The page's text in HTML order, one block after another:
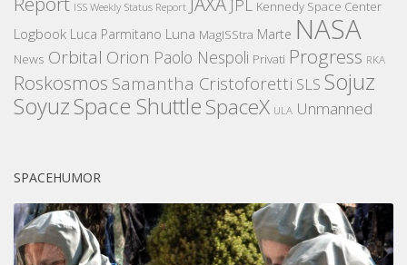
ISS Weekly Status Report JPL Kennedy Space Center
Logbook Luca Parmitano Luna MagISStra Marte NASA
News Orbital Orion Paolo Nespoli Privati Progress RKA
Roskosmos Samantha Cristoforetti SLS Sojuz
SoyuzSpace ShuttleSpaceX ULA Unmanned
SPACEHUMOR